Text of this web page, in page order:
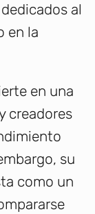
al
en la
en una
creadores
su
como un